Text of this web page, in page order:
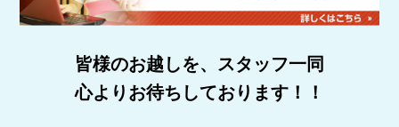
皆様のお越しを、スタッフ一同
心よりお待ちしております！！